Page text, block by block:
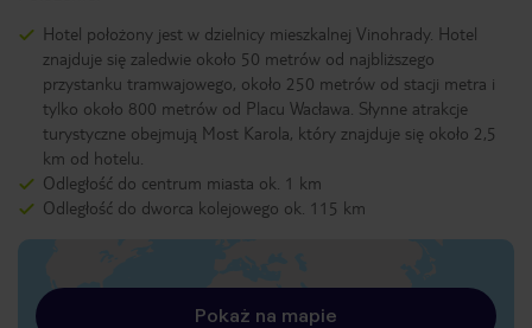
Hotel położony jest w dzielnicy mieszkalnej Vinohrady. Hotel
znajduje się zaledwie około 50 metrów od najbliższego
przystanku tramwajowego, około 250 metrów od stacji metra i
tylko około 800 metrów od Placu Wacława. Słynne atrakcje
turystyczne obejmują Most Karola, który znajduje się około 2,5
km od hotelu.
Odległość do centrum miasta ok. 1 km
Odległość do dworca kolejowego ok. 115 km
Pokaż na mapie